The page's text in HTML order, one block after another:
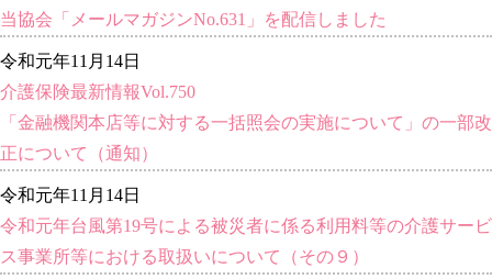
当協会「メールマガジンNo.631」を配信しました
令和元年11月14日
介護保険最新情報Vol.750
「金融機関本店等に対する一括照会の実施について」の一部改
正について（通知）
令和元年11月14日
令和元年台風第19号による被災者に係る利用料等の介護サービ
ス事業所等における取扱いについて（その９）